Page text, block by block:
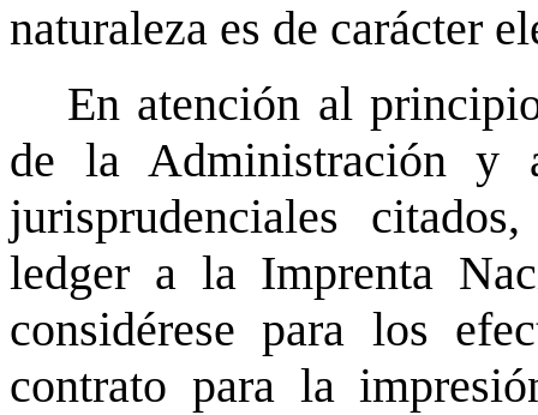
naturaleza es de carácter
En atención al
de la Administración y
jurisprudenciales
ledger a la Imprenta
considérese para los
contrato para la